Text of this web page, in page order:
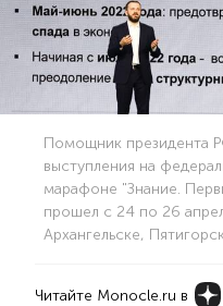
Помощник президента
выступления на
марафоне "Знание.
прошел с 24 по 26
Архангельске,
Читайте Monocle.ru в